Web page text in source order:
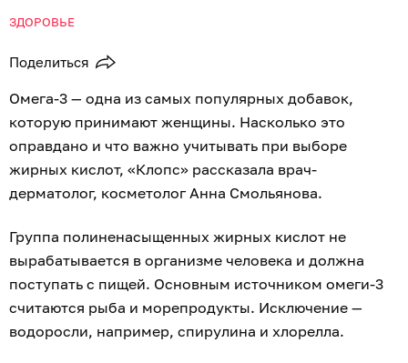
ЗДОРОВЬЕ
Поделиться
Омега-3 — одна из самых популярных добавок,
которую принимают женщины. Насколько это
оправдано и что важно учитывать при выборе
жирных кислот, «Клопс» рассказала врач-
дерматолог, косметолог Анна Смольянова.
Группа полиненасыщенных жирных кислот не
вырабатывается в организме человека и должна
поступать с пищей. Основным источником омеги-3
считаются рыба и морепродукты. Исключение —
водоросли, например, спирулина и хлорелла.